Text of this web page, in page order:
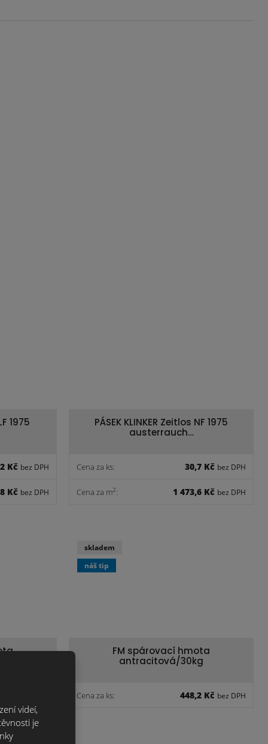
1975
Kč bez DPH
Kč bez DPH
PÁSEK KLINKER Zeitlos NF 1975
austerrauch…
Cena za ks: 30,7 Kč bez DPH
Cena za m2: 1 473,6 Kč bez DPH
FM spárovací hmota
antracitová/30kg
Cena za ks: 448,2 Kč bez DPH
skladem
náš tip
videí,
je